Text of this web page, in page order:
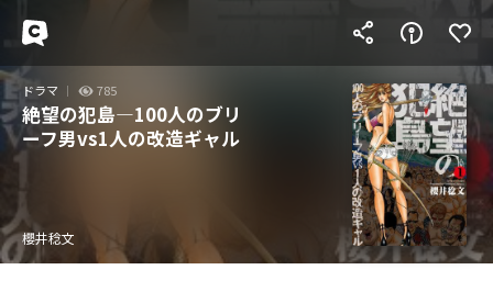
ドラマ 785
絶望の犯島―100人のブリ
ーフ男vs1人の改造ギャル
櫻井稔文